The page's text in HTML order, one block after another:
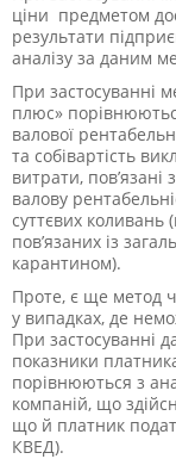
ціни предметом
результати
аналізу за даним
При застосуванні
плюс»
валової
та собівартість
витрати,
валову
суттєвих коливань
пов’язаних із
карантином).
Проте, є ще метод
у випадках, де
При застосуванні
показники
порівнюються з
компаній, що
що й платник
КВЕД).